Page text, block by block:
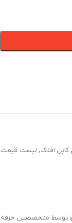
افلاک, لیست قیمت
توسط متخصصین حرفه